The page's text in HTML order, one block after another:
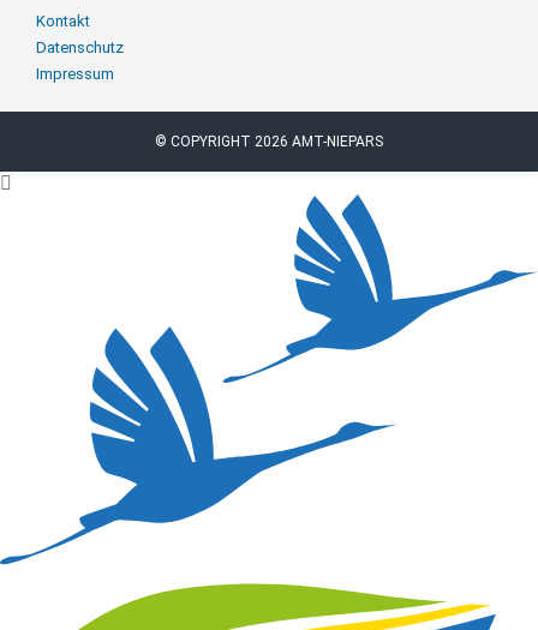
Navigation
überspringen
Kontakt
Datenschutz
Impressum
© COPYRIGHT 2026 AMT-NIEPARS